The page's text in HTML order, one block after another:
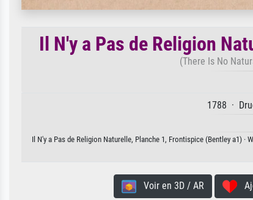
Il N'y a Pas de Religion
(There Is No
1788 ·
Il N'y a Pas de Religion Naturelle, Planche 1, Frontispice (Bentley a1)
Voir en 3D / AR